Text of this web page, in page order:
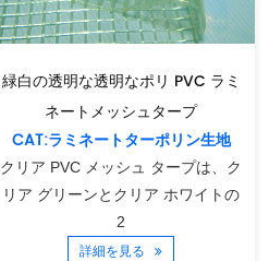
緑白の透明な透明なポリ PVC ラミ
ネートメッシュタープ
CAT:ラミネートターポリン生地
クリア PVC メッシュ タープは、ク
リア グリーンとクリア ホワイトの
2
詳細を見る